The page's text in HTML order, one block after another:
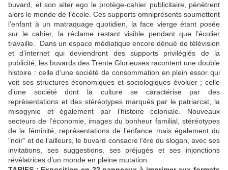
buvard, et son alter ego le protège-cahier publicitaire, pénètrent
alors le monde de l’école. Ces supports omniprésents soumettent
l’enfant à un matraquage quotidien, la face vierge étant posée
sur le cahier, la réclame restant visible pendant que l’écolier
travaille. Dans un espace médiatique encore dénué de télévision
et d’internet qui deviendront des supports privilégiés de la
publicité, les buvards des Trente Glorieuses racontent une double
histoire : celle d’une société de consommation en plein essor qui
voit ses structures économiques et sociologiques évoluer ; celle
d’une société dont la culture se caractérise par des
représentations et des stéréotypes marqués par le patriarcat, la
misogynie et également par l’histoire coloniale. Nouveaux
secteurs de l’économie, images du bonheur familial, stéréotypes
de la féminité, représentations de l’enfance mais également du
“noir” et de l’ailleurs, le buvard consacre l’ère du slogan, avec ses
invitations, ses suggestions, ses préjugés et ses injonctions
révélatrices d’un monde en pleine mutation.